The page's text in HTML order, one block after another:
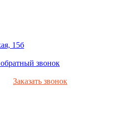
15б
обратный звонок
Заказать звонок